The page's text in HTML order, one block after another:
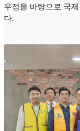
우정을 바탕으로 국
다.